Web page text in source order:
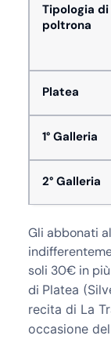
Tipologia di
poltrona
Platea
1° Galleria
2° Galleria
Gli abbonati
soli 30€ in
di Platea
recita di La
occasione